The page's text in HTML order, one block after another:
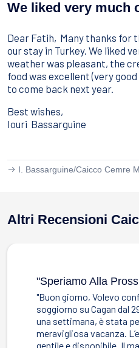
Come Prenotare
Termini e Condizioni
Stai Cercando un Caicco?
We liked very much
Dear Fatih, Many thanks for
our stay in Turkey. We liked
weather was pleasant, the
food was excellent (very
to come back next year.
Best wishes,
Iouri Bassarguine
I. Bassarguine/Caicco Cemre
Altri Recensioni
"speriamo Alla
"Buon giorno, Volevo
soggiorno su Cagan dal
una settimana, è stata
meravigliosa vacanza.
gentile e disponibile. Il